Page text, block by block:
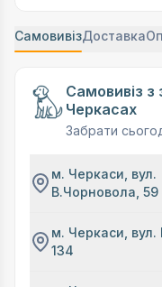
СамовивізДоставка
Самовивіз
Черкасах
Забрати
м. Черкаси, вул.
В.Чорновола, 59
м. Черкаси, вул.
134